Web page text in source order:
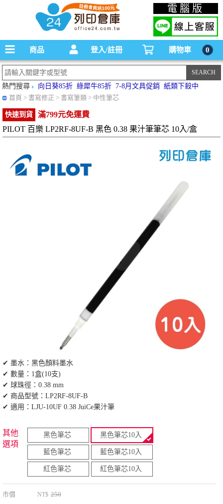
碳粉匣，墨水匣,原廠碳粉匣，副廠碳粉匣，環保碳粉匣,連續供墨印表機-office24列印
倉庫線上購物手機版
電腦版
商品 登入/註冊 購物車 0
熱門搜尋 向日葵85折 綠犀牛85折 7-8月文具促銷
紙類下殺中
首頁 > 書寫修正 > 書寫筆類 > 中性筆芯
快速到貨
滿799元免運費
PILOT 百樂 LP2RF-8UF-B 黑色 0.38 果汁筆筆芯 10入/盒
✔ 墨水：黑色顏料墨水
✔ 數量：1盒(10支)
✔ 球珠徑：0.38 mm
✔ 商品型號：LP2RF-8UF-B
✔ 適用：LJU-10UF 0.38 JuiCe果汁筆
其他
選項
黑色筆芯 黑色筆芯10入
藍色筆芯 藍色筆芯10入
紅色筆芯 紅色筆芯10入
市價 NT$ 250